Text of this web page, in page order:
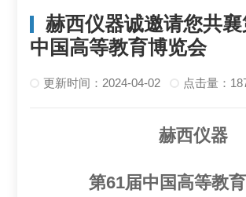
赫西仪器诚邀请您共
中国高等教育博览会
更新时间：2024-04-02 点击量：
赫西仪器
第61届中国高等教育